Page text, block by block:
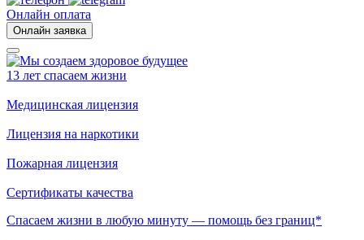
Онлайн оплата
Онлайн заявка
13 лет спасаем жизни
Медицинская лицензия
Лицензия на наркотики
Пожарная лицензия
Сертификаты качества
Спасаем жизни в любую минуту — помощь без границ*